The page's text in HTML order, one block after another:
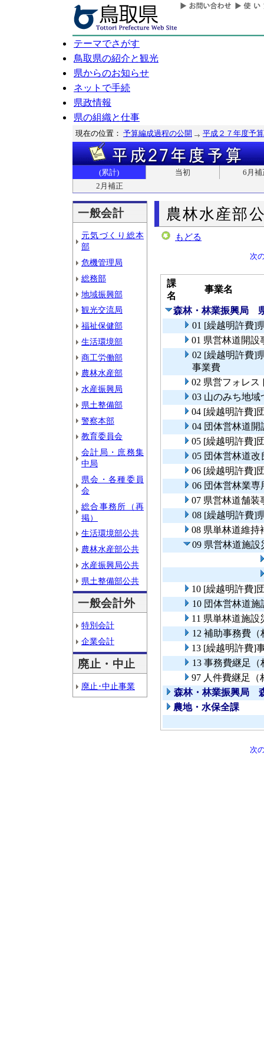
テーマでさがす
鳥取県の紹介と観光
県からのお知らせ
ネットで手続
県政情報
県の組織と仕事
現在の位置： 予算編成過程の公開 平成２７年度予算
(累計) 当初
6月補
2月補正
一般会計
元気づくり総本
部
危機管理局
総務部
地域振興部
観光交流局
福祉保健部
生活環境部
商工労働部
農林水産部
水産振興局
県土整備部
警察本部
教育委員会
会計局・庶務集
中局
県会・各種委員
会
総合事務所（再
掲）
生活環境部公共
農林水産部公共
水産振興局公共
県土整備部公共
一般会計外
特別会計
企業会計
廃止・中止
廃止･中止事業
農林水産部
もどる
次
課
名
事業名
森林・林業振興局
01 [繰越明許費]
01 県営林道開設
02 [繰越明許費]
事業費
02 県営フォレス
03 山のみち地
04 [繰越明許費]
04 団体営林道開
05 [繰越明許費]
05 団体営林道改
06 [繰越明許費]
06 団体営林業専
07 県営林道舗装
08 [繰越明許費]
08 県単林道維持
09 県営林道施設
10 [繰越明許費]
10 団体営林道
11 県単林道施設
12 補助事務費（
13 [繰越明許費]
13 事務費継足（
97 人件費継足（
森林・林業振興局
農地・水保全課
次